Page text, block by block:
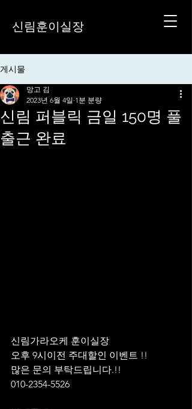
신림훈이실장
게시물
신림 퍼블릭 금일 150명 풀
출근 완료
망고 김
2023년 6월 4일 1분 분량
신림가라오케 훈이실장
오후 9시이전 주대할인 이벤트 !!
많은 문의 부탁드립니다.!!
010-2354-5526